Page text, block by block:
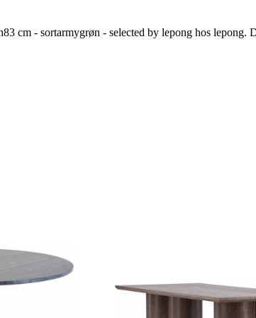
cm - sortarmygrøn - selected by lepong hos lepong.